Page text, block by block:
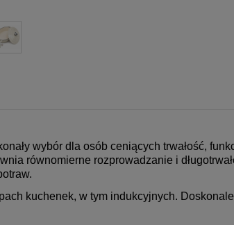
wybór dla osób ceniących trwałość,
równomierne rozprowadzanie i
kuchenek, w tym indukcyjnych.